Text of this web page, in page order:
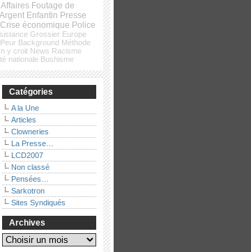
Affaires Foutage de
Argent Enfantin Presse
Crise économique Police
Grossier Europe
Peur Background Méthode
y croit News Racisme
nationale Bushisme
Catégories
A la Une
Articles
Clowneries
La Presse…
LCD2007
Non classé
Pensées…
Sarkotron
Sites Syndiqués
Archives